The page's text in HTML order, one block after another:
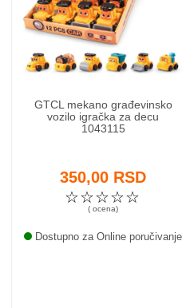
GTCL mekano građevinsko
vozilo igračka za decu
1043115
350,00 RSD
☆
☆
☆
☆
☆
( ocena)
Dostupno za Online poručivanje